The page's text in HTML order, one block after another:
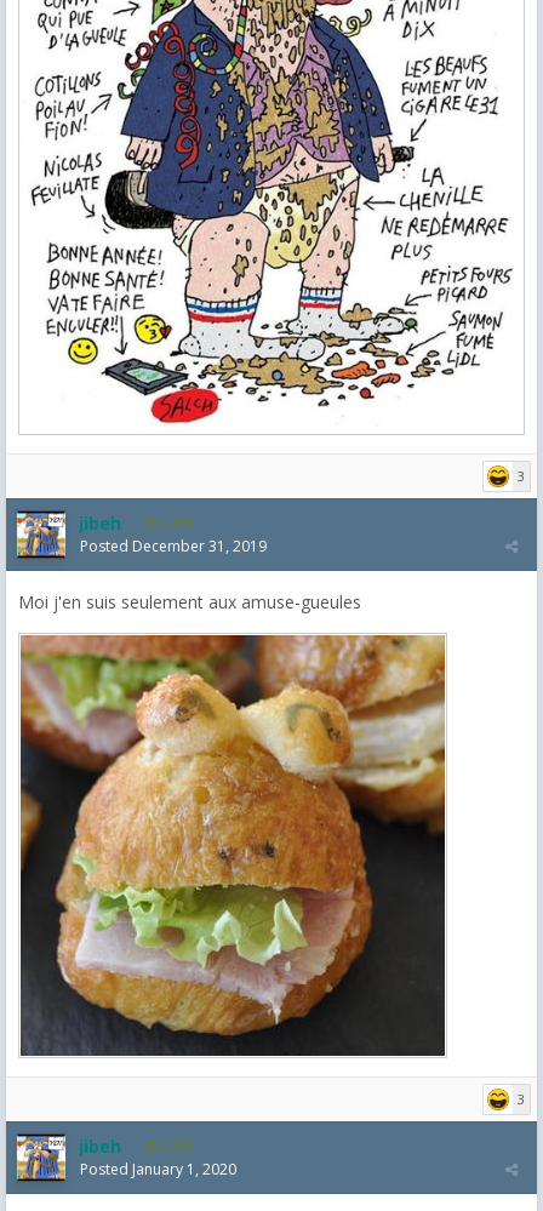
3
jibeh 5,475
Posted December 31, 2019
Moi j'en suis seulement aux amuse-gueules
3
jibeh 5,475
Posted January 1, 2020